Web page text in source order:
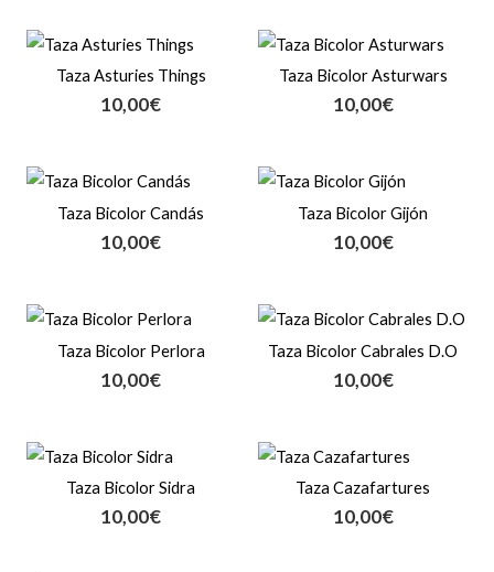
Taza Asturies Things
10,00€
Taza Bicolor Asturwars
10,00€
Taza Bicolor Candás
10,00€
Taza Bicolor Gijón
10,00€
Taza Bicolor Perlora
10,00€
Taza Bicolor Cabrales D.O
10,00€
Taza Bicolor Sidra
10,00€
Taza Cazafartures
10,00€